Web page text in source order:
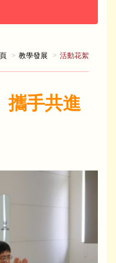
教學發展 活動花絮
手共進